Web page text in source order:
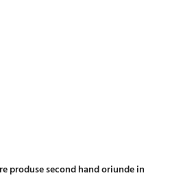
produse second hand oriunde in